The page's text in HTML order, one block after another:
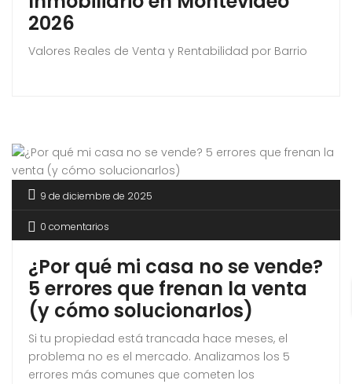
2026
Valores Reales de Venta y Rentabilidad por Barrio
9 de diciembre de 2025
0 comentarios
¿Por qué mi casa no se vende?
5 errores que frenan la venta
(y cómo solucionarlos)
Si tu propiedad está trancada hace meses, el
problema no es el mercado. Analizamos los 5
errores más comunes que cometen los